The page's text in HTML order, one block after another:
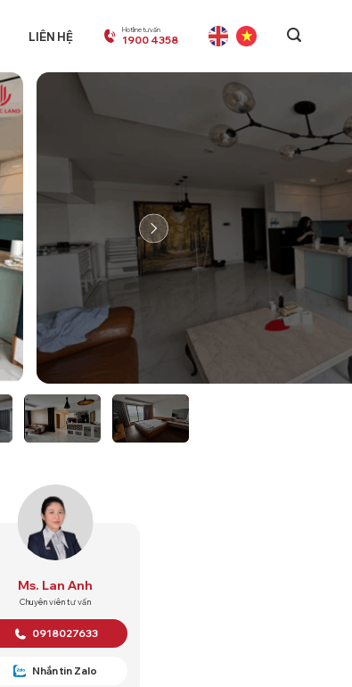
LIÊN HỆ Hotline tư vấn
1900 4358
Ms. Lan Anh
Chuyên viên tư vấn
0918027633
Nhắn tin Zalo